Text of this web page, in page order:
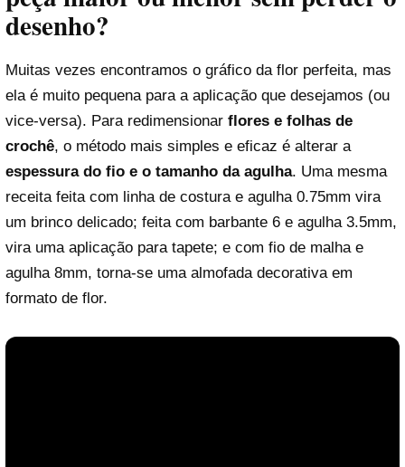
desenho?
Muitas vezes encontramos o gráfico da flor perfeita, mas
ela é muito pequena para a aplicação que desejamos (ou
vice-versa). Para redimensionar flores e folhas de
crochê, o método mais simples e eficaz é alterar a
espessura do fio e o tamanho da agulha. Uma mesma
receita feita com linha de costura e agulha 0.75mm vira
um brinco delicado; feita com barbante 6 e agulha 3.5mm,
vira uma aplicação para tapete; e com fio de malha e
agulha 8mm, torna-se uma almofada decorativa em
formato de flor.